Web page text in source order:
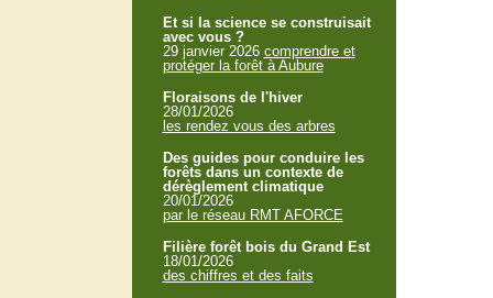
Et si la science se construisait
avec vous ?
29 janvier 2026 comprendre et
protéger la forêt à Aubure
Floraisons de l'hiver
28/01/2026
les rendez vous des arbres
Des guides pour conduire les
forêts dans un contexte de
dérèglement climatique
20/01/2026
par le réseau RMT AFORCE
Filière forêt bois du Grand Est
18/01/2026
des chiffres et des faits